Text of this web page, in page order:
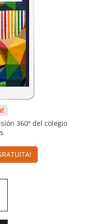
360º del colegio